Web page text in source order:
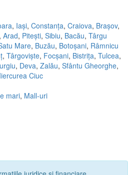
, Iași, Constanța, Craiova, Brașov,
, Arad, Pitești, Sibiu, Bacău, Târgu
Mare, Buzău, Botoșani, Râmnicu
, Târgoviște, Focșani, Bistrița, Tulcea,
, Deva, Zalău, Sfântu Gheorghe,
Ciuc
mari, Mall-uri